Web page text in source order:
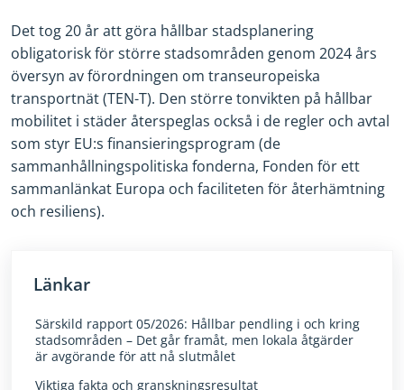
Det tog 20 år att göra hållbar stadsplanering
obligatorisk för större stadsområden genom 2024 års
översyn av förordningen om transeuropeiska
transportnät (TEN-T). Den större tonvikten på hållbar
mobilitet i städer återspeglas också i de regler och avtal
som styr EU:s finansieringsprogram (de
sammanhållningspolitiska fonderna, Fonden för ett
sammanlänkat Europa och faciliteten för återhämtning
och resiliens).
Länkar
Särskild rapport 05/2026: Hållbar pendling i och kring
stadsområden – Det går framåt, men lokala åtgärder
är avgörande för att nå slutmålet
Viktiga fakta och granskningsresultat